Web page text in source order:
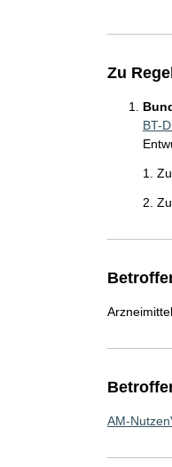
Zu
BT-
1.
2.
Arzneimittel
AM-